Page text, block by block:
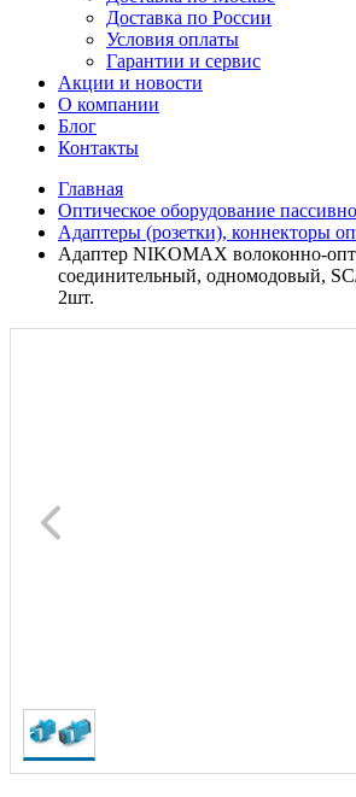
Доставка по России
Условия оплаты
Гарантии и сервис
Акции и новости
О компании
Блог
Контакты
Главная
Оптическое оборудование
Адаптеры (розетки), коннекторы
Адаптер NIKOMAX волоконно-
соединительный, одномодовый,
2шт.